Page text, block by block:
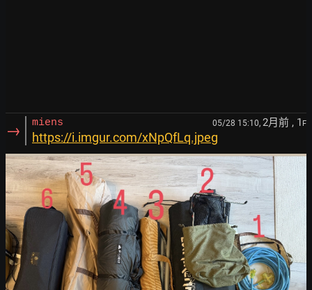
→ miens 05/28 15:10, 2月前 , 1 F
https://i.imgur.com/xNpQfLq.jpeg